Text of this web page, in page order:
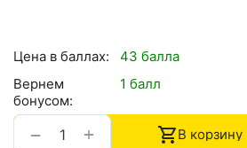
Цена в баллах:
43 балла
Вернем
бонусом:
1 балл
+
−
В корзину